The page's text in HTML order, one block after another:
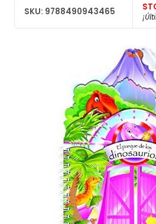
SKU: 9788490943465